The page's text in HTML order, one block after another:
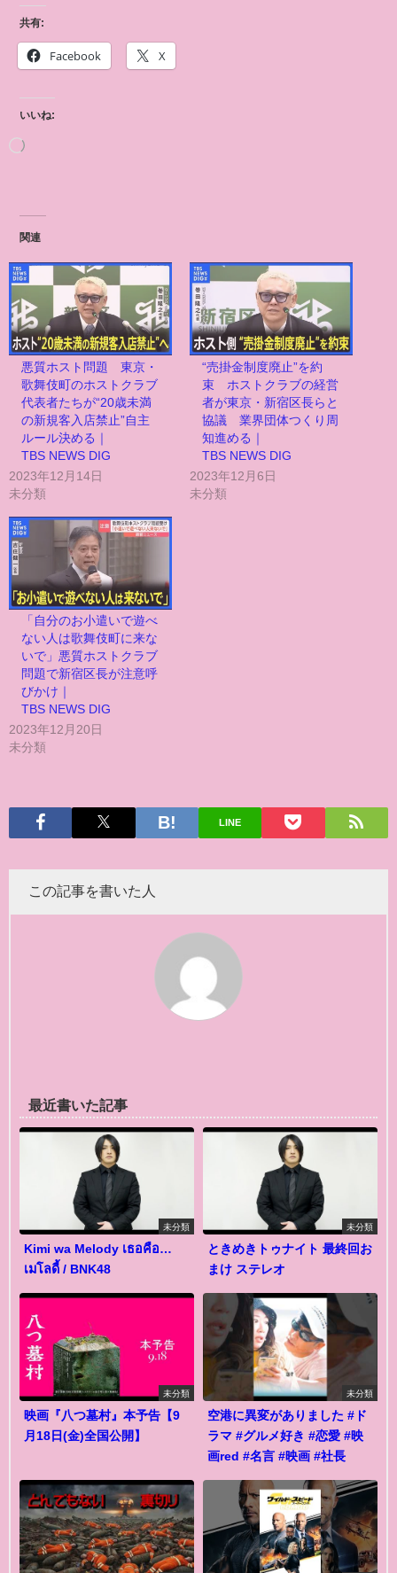
共有:
Facebook X
いいね:
関連
悪質ホスト問題 東京・
歌舞伎町のホストクラブ
代表者たちが“20歳未満
の新規客入店禁止”自主
ルール決める｜
TBS NEWS DIG
2023年12月14日
未分類
“売掛金制度廃止”を約
束 ホストクラブの経営
者が東京・新宿区長らと
協議 業界団体つくり周
知進める｜
TBS NEWS DIG
2023年12月6日
未分類
「自分のお小遣いで遊べ
ない人は歌舞伎町に来な
いで」悪質ホストクラブ
問題で新宿区長が注意呼
びかけ｜
TBS NEWS DIG
2023年12月20日
未分類
LINE
この記事を書いた人
最近書いた記事
未分類
Kimi wa Melody เธอคือ…
เมโลดี้ / BNK48
未分類
ときめきトゥナイト 最終回お
まけ ステレオ
未分類
映画『八つ墓村』本予告【9
月18日(金)全国公開】
未分類
空港に異変がありました #ド
ラマ #グルメ好き #恋愛 #映
画red #名言 #映画 #社長